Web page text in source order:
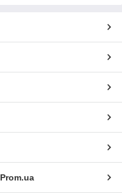
Prom.ua